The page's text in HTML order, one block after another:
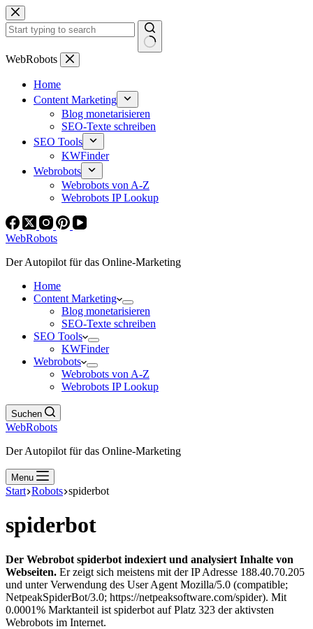
Zum
Inhalt
springen
Keine
WebRobots
Home
Content Marketing
Blog monetarisieren
SEO-Texte schreiben
SEO Tools
KWFinder
Webrobots
Webrobots von A-Z
Webrobots IP Lookup
WebRobots
Der Autopilot für das Online-Marketing
Home
Content Marketing
Blog monetarisieren
SEO-Texte schreiben
SEO Tools
KWFinder
Webrobots
Webrobots von A-Z
Webrobots IP Lookup
Suchen
WebRobots
Der Autopilot für das Online-Marketing
Menu
Start Robots spiderbot
spiderbot
Der Webrobot spiderbot indexiert und analysiert Inhalte von
Webseiten. Er zeigt sich meistens mit der IP Adresse 188.40.70.205
und unter Verwendung des User Agent Mozilla/5.0 (compatible;
NetpeakSpiderBot/3.0; https://netpeaksoftware.com/spider). Mit
0.0001% Marktanteil ist spiderbot auf Platz 323 der aktivsten
Webrobots im Internet.